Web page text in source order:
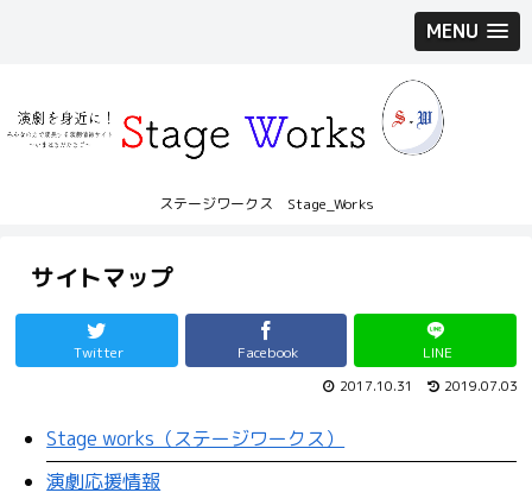
MENU
ステージワークス Stage_Works
サイトマップ
Twitter Facebook LINE
2017.10.31 2019.07.03
Stage works（ステージワークス）
演劇応援情報